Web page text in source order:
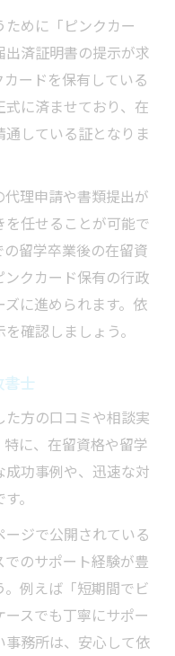
めに「ピンクカー
出済証明書の提示が求
ードを保有している
に済ませており、在
している証となりま
理申請や書類提出が
任せることが可能で
留学卒業後の在留資
クカード保有の行政
に進められます。依
確認しましょう。
士
方の口コミや相談実
に、在留資格や留学
功事例や、迅速な対
。
ジで公開されている
のサポート経験が豊
例えば「短期間でビ
スでも丁寧にサポー
事務所は、安心して依